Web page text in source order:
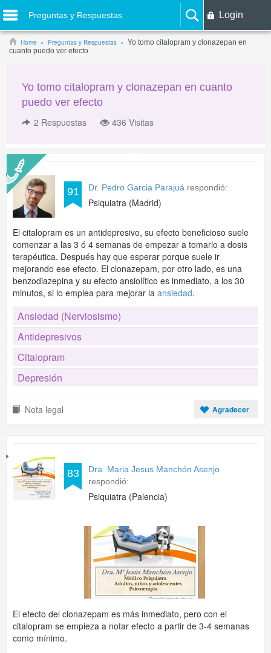
Preguntas y Respuestas Login
Home Preguntas y Respuestas
Yo tomo citalopram y clonazepan en
cuanto puedo ver efecto
Yo tomo citalopram y clonazepan en cuanto
puedo ver efecto
2 Respuestas 436 Visitas
91 Dr. Pedro Garcia Parajuá respondió:
Psiquiatra (Madrid)
El citalopram es un antidepresivo, su efecto beneficioso suele
comenzar a las 3 ó 4 semanas de empezar a tomarlo a dosis
terapéutica. Después hay que esperar porque suele ir
mejorando ese efecto. El clonazepam, por otro lado, es una
benzodiazepina y su efecto ansiolítico es inmediato, a los 30
minutos, si lo emplea para mejorar la ansiedad.
Ansiedad (Nerviosismo)
Antidepresivos
Citalopram
Depresión
Nota legal Agradecer
83
Dra. Maria Jesus Manchón Asenjo
respondió:
Psiquiatra (Palencia)
El efecto del clonazepam es más inmediato, pero con el
citalopram se empieza a notar efecto a partir de 3-4 semanas
como mínimo.